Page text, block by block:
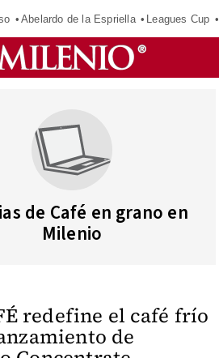
Abelardo de la Espriella Leagues Cup
de Café en grano en
Milenio
redefine el café frío
de